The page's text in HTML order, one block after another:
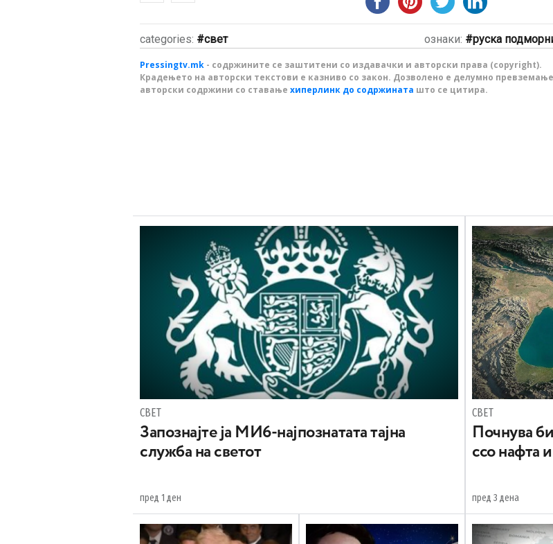
categories: свет ознаки: руска
Pressingtv.mk - содржините се заштитени со издавачки и авторски права (copyright).
Крадењето на авторски текстови е казниво со закон. Дозволено е делумно
авторски содржини со ставање хиперлинк до содржината што се цитира.
СВЕТ
Запознајте ја МИ6-најпознатата тајна
служба на светот
пред 1 ден
СВЕТ
Почнува
ссо нафта и
пред 3 дена